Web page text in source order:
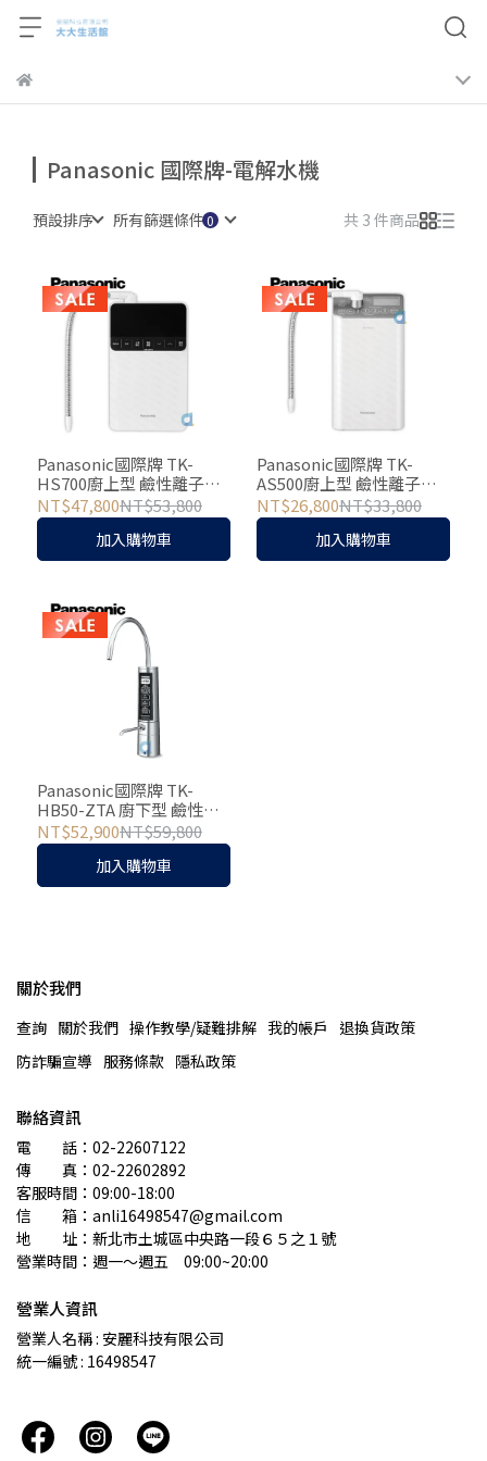
Panasonic 國際牌-電解水機
預設排序 所有篩選條件 共 3 件商品
Panasonic國際牌 TK-
HS700廚上型 鹼性離子整
水器 電解水機 贈二道式前
置過濾器(TKHS700)
NT$47,800NT$53,800
加入購物車
Panasonic國際牌 TK-
AS500廚上型 鹼性離子整
水器 電解水機 贈二道式前
置過濾器(TKAS500)
NT$26,800NT$33,800
加入購物車
Panasonic國際牌 TK-
HB50-ZTA 廚下型 鹼性離
子整水器 電解水機 贈二道
式前置過濾器
(TKHB50ZTA)
NT$52,900NT$59,800
加入購物車
關於我們
查詢 關於我們 操作教學/疑難排解 我的帳戶
退換貨政策
防詐騙宣導 服務條款 隱私政策
聯絡資訊
電　　話：02-22607122
傳　　真：02-22602892
客服時間：09:00-18:00
信　　箱：anli16498547@gmail.com
地　　址：新北市土城區中央路一段６５之１號
營業時間：週一～週五　09:00~20:00
營業人資訊
營業人名稱 : 安麗科技有限公司
統一編號 : 16498547